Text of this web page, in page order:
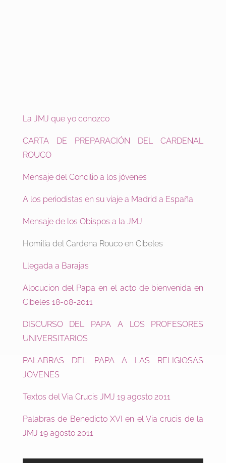
La JMJ que yo conozco
CARTA DE PREPARACIÓN DEL CARDENAL
ROUCO
Mensaje del Concilio a los jóvenes
A los periodistas en su viaje a Madrid a España
Mensaje de los Obispos a la JMJ
Homilia del Cardena Rouco en Cibeles
Llegada a Barajas
Alocucion del Papa en el acto de bienvenida en
Cibeles 18-08-2011
DISCURSO DEL PAPA A LOS PROFESORES
UNIVERSITARIOS
PALABRAS DEL PAPA A LAS RELIGIOSAS
JOVENES
Textos del Via Crucis JMJ 19 agosto 2011
Palabras de Benedicto XVI en el Via crucis de la
JMJ 19 agosto 2011